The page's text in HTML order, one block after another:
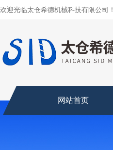
欢迎光临太仓希德机械科技有限公司！
网站首页